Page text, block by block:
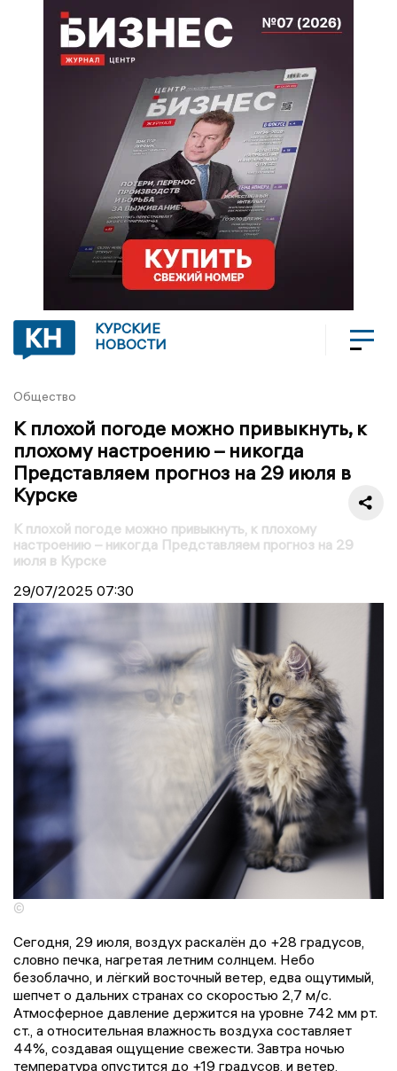
КУРСКИЕ
НОВОСТИ
Общество
К плохой погоде можно привыкнуть, к
плохому настроению – никогда
Представляем прогноз на 29 июля в
Курске
К плохой погоде можно привыкнуть, к плохому
настроению – никогда Представляем прогноз на 29
июля в Курске
29/07/2025 07:30
©
Сегодня, 29 июля, воздух раскалён до +28 градусов,
словно печка, нагретая летним солнцем. Небо
безоблачно, и лёгкий восточный ветер, едва ощутимый,
шепчет о дальних странах со скоростью 2,7 м/с.
Атмосферное давление держится на уровне 742 мм рт.
ст., а относительная влажность воздуха составляет
44%, создавая ощущение свежести. Завтра ночью
температура опустится до +19 градусов, и ветер,